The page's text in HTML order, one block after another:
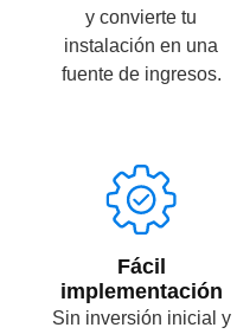
y convierte tu
instalación en una
fuente de ingresos.
Fácil
implementación
Sin inversión inicial y